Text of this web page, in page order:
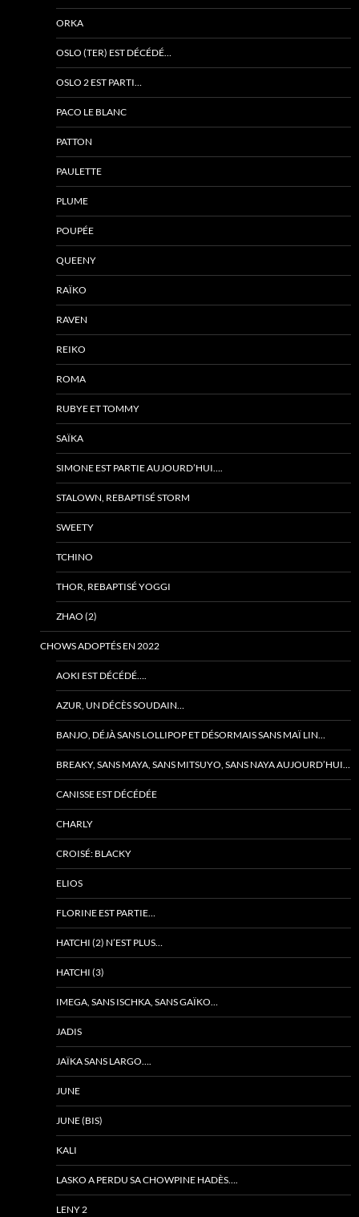
ORKA
OSLO (TER) EST DÉCÉDÉ…
OSLO 2 EST PARTI…
PACO LE BLANC
PATTON
PAULETTE
PLUME
POUPÉE
QUEENY
RAÏKO
RAVEN
REIKO
ROMA
RUBYE ET TOMMY
SAÏKA
SIMONE EST PARTIE AUJOURD’HUI….
STALOWN, REBAPTISÉ STORM
SWEETY
TCHINO
THOR, REBAPTISÉ YOGGI
ZHAO (2)
CHOWS ADOPTÉS EN 2022
AOKI EST DÉCÉDÉ….
AZUR, UN DÉCÈS SOUDAIN…
BANJO, DÉJÀ SANS LOLLIPOP ET DÉSORMAIS SANS MAÏ LIN…
BREAKY, SANS MAYA, SANS MITSUYO, SANS NAYA AUJOURD’HUI…
CANISSE EST DÉCÉDÉE
CHARLY
CROISÉ: BLACKY
ELIOS
FLORINE EST PARTIE…
HATCHI (2) N’EST PLUS…
HATCHI (3)
IMEGA, SANS ISCHKA, SANS GAÏKO…
JADIS
JAÏKA SANS LARGO….
JUNE
JUNE (BIS)
KALI
LASKO A PERDU SA CHOWPINE HADÈS….
LENY 2